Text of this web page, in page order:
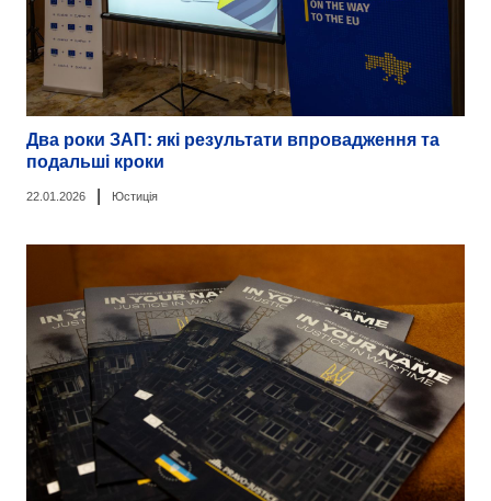
Два роки ЗАП: які результати впровадження та
подальші кроки
22.01.2026 Юстиція